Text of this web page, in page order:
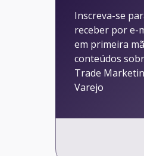
Inscreva-se
receber por e-
em primeira
conteúdos
Trade
Varejo